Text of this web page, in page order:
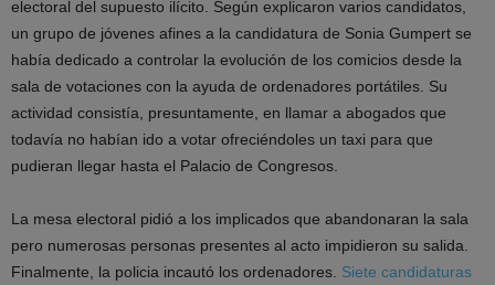
electoral del supuesto ilícito. Según explicaron varios candidatos,
un grupo de jóvenes afines a la candidatura de Sonia Gumpert se
había dedicado a controlar la evolución de los comicios desde la
sala de votaciones con la ayuda de ordenadores portátiles. Su
actividad consistía, presuntamente, en llamar a abogados que
todavía no habían ido a votar ofreciéndoles un taxi para que
pudieran llegar hasta el Palacio de Congresos.
La mesa electoral pidió a los implicados que abandonaran la sala
pero numerosas personas presentes al acto impidieron su salida.
Finalmente, la policia incautó los ordenadores. Siete candidaturas